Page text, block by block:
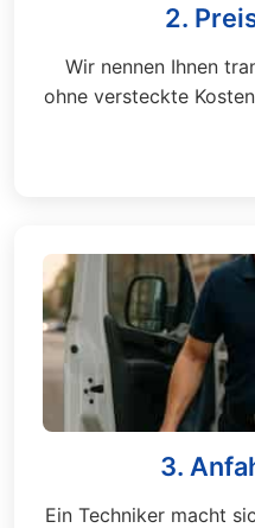
2.
Wir nennen Ihnen
ohne versteckte
3.
Ein Techniker macht